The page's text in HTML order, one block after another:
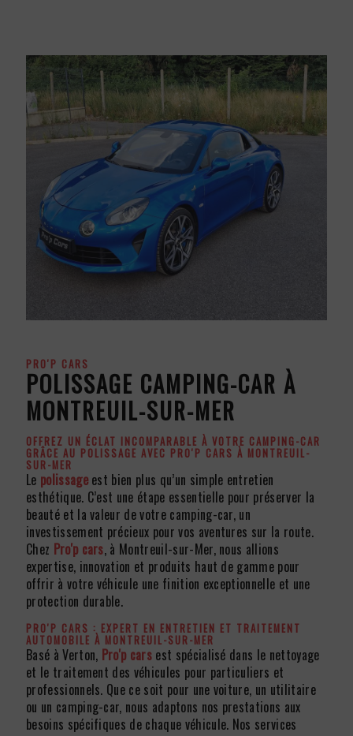
PRO'P CARS
POLISSAGE CAMPING-CAR À
MONTREUIL-SUR-MER
OFFREZ UN ÉCLAT INCOMPARABLE À VOTRE CAMPING-CAR
GRÂCE AU POLISSAGE AVEC PRO'P CARS À MONTREUIL-
SUR-MER
Le polissageest bien plus qu’un simple entretien
esthétique. C’est une étape essentielle pour préserver la
beauté et la valeur de votre camping-car, un
investissement précieux pour vos aventures sur la route.
Chez Pro'p cars, à Montreuil-sur-Mer, nous allions
expertise, innovation et produits haut de gamme pour
offrir à votre véhicule une finition exceptionnelle et une
protection durable.
PRO'P CARS : EXPERT EN ENTRETIEN ET TRAITEMENT
AUTOMOBILE À MONTREUIL-SUR-MER
Basé à Verton, Pro'p cars est spécialisé dans le nettoyage
et le traitement des véhicules pour particuliers et
professionnels. Que ce soit pour une voiture, un utilitaire
ou un camping-car, nous adaptons nos prestations aux
besoins spécifiques de chaque véhicule. Nos services